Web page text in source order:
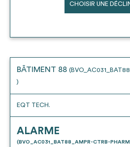
CHOISIR UNE
BÂTIMENT 88
)
EQT TECH.
ALARME
(BVO_AC031_BAT88_AMPR-CTRB-